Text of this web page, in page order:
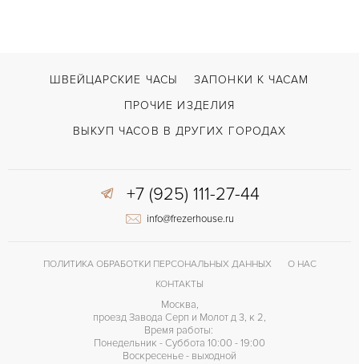
Отделка драгоценными камнями
ШВЕЙЦАРСКИЕ ЧАСЫ
ЗАПОНКИ К ЧАСАМ
ПРОЧИЕ ИЗДЕЛИЯ
ВЫКУП ЧАСОВ В ДРУГИХ ГОРОДАХ
+7 (925) 111-27-44
info@frezerhouse.ru
ПОЛИТИКА ОБРАБОТКИ ПЕРСОНАЛЬНЫХ ДАННЫХ
О НАС
КОНТАКТЫ
Москва,
проезд Завода Серп и Молот д 3, к 2,
Время работы:
Понедельник - Суббота 10:00 - 19:00
Воскресенье - выходной